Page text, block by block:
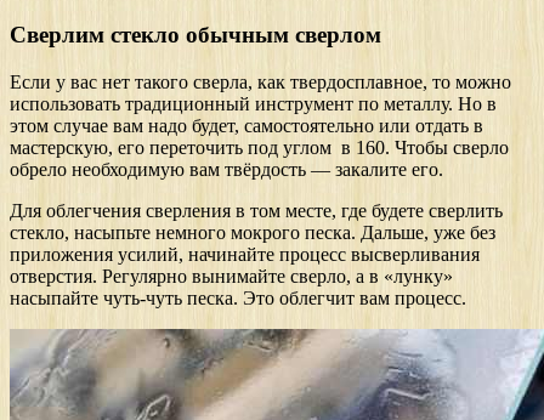
Сверлим стекло обычным сверлом
Если у вас нет такого сверла, как твердосплавное, то можно
использовать традиционный инструмент по металлу. Но в
этом случае вам надо будет, самостоятельно или отдать в
мастерскую, его переточить под углом в 160. Чтобы сверло
обрело необходимую вам твёрдость — закалите его.
Для облегчения сверления в том месте, где будете сверлить
стекло, насыпьте немного мокрого песка. Дальше, уже без
приложения усилий, начинайте процесс высверливания
отверстия. Регулярно вынимайте сверло, а в «лунку»
насыпайте чуть-чуть песка. Это облегчит вам процесс.